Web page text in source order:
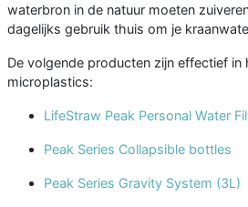
waterbron in de natuur moeten
dagelijks gebruik thuis om je
De volgende producten zijn effectief in
microplastics:
LifeStraw Peak Personal Water
Peak Series Collapsible bottles
Peak Series Gravity System (3L)